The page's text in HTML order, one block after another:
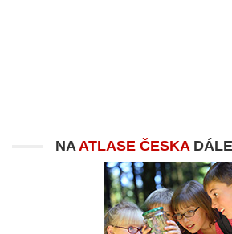
NAATLASE ČESKA